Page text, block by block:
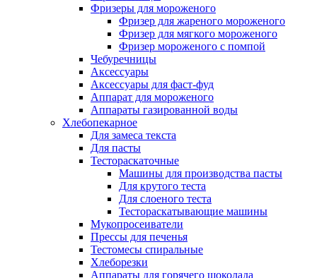
Фризеры для мороженого
Фризер для жареного мороженого
Фризер для мягкого мороженого
Фризер мороженого с помпой
Чебуречницы
Аксессуары
Аксессуары для фаст-фуд
Аппарат для мороженого
Аппараты газированной воды
Хлебопекарное
Для замеса текста
Для пасты
Тестораскаточные
Машины для производства пасты
Для крутого теста
Для слоеного теста
Тестораскатывающие машины
Мукопросеиватели
Прессы для печенья
Тестомесы спиральные
Хлеборезки
Аппараты для горячего шоколада